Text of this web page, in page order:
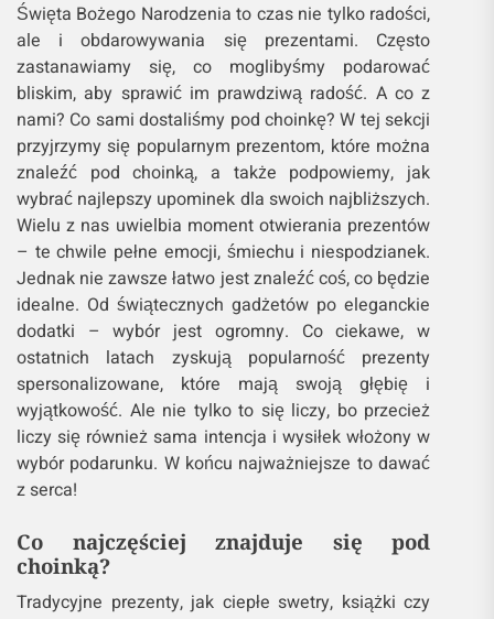
Święta Bożego Narodzenia to czas nie tylko radości,
ale i obdarowywania się prezentami. Często
zastanawiamy się, co moglibyśmy podarować
bliskim, aby sprawić im prawdziwą radość. A co z
nami? Co sami dostaliśmy pod choinkę? W tej sekcji
przyjrzymy się popularnym prezentom, które można
znaleźć pod choinką, a także podpowiemy, jak
wybrać najlepszy upominek dla swoich najbliższych.
Wielu z nas uwielbia moment otwierania prezentów
– te chwile pełne emocji, śmiechu i niespodzianek.
Jednak nie zawsze łatwo jest znaleźć coś, co będzie
idealne. Od świątecznych gadżetów po eleganckie
dodatki – wybór jest ogromny. Co ciekawe, w
ostatnich latach zyskują popularność prezenty
spersonalizowane, które mają swoją głębię i
wyjątkowość. Ale nie tylko to się liczy, bo przecież
liczy się również sama intencja i wysiłek włożony w
wybór podarunku. W końcu najważniejsze to dawać
z serca!
Co najczęściej znajduje się pod
choinką?
Tradycyjne prezenty, jak ciepłe swetry, książki czy